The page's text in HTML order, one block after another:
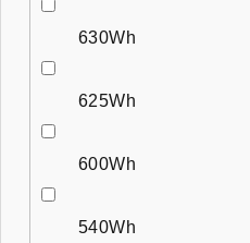
630Wh
625Wh
600Wh
540Wh